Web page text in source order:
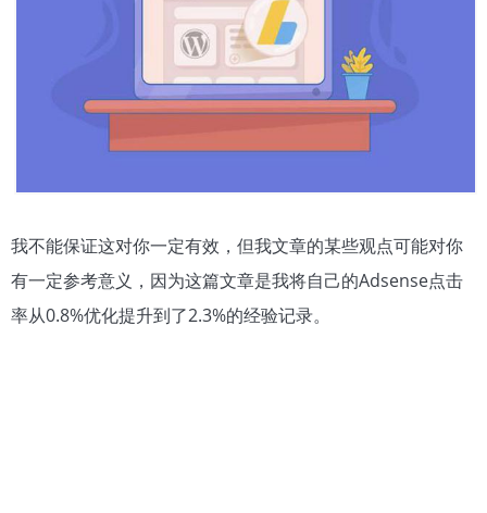
我不能保证这对你一定有效，但我文章的某些观点可能对你
有一定参考意义，因为这篇文章是我将自己的Adsense点击
率从0.8%优化提升到了2.3%的经验记录。